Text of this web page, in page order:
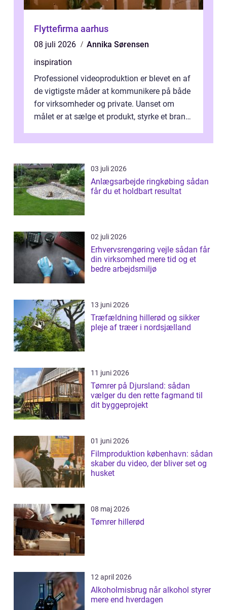
Flyttefirma aarhus
08 juli 2026
Annika Sørensen
inspiration
Professionel videoproduktion er blevet en af
de vigtigste måder at kommunikere på både
for virksomheder og private. Uanset om
målet er at sælge et produkt, styrke et brand,
03 juli 2026
Anlægsarbejde ringkøbing sådan
får du et holdbart resultat
02 juli 2026
Erhvervsrengøring vejle sådan får
din virksomhed mere tid og et
bedre arbejdsmiljø
13 juni 2026
Træfældning hillerød og sikker
pleje af træer i nordsjælland
11 juni 2026
Tømrer på Djursland: sådan
vælger du den rette fagmand til
dit byggeprojekt
01 juni 2026
Filmproduktion københavn: sådan
skaber du video, der bliver set og
husket
08 maj 2026
Tømrer hillerød
12 april 2026
Alkoholmisbrug når alkohol styrer
mere end hverdagen